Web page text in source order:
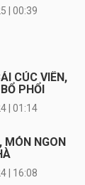
| 00:39
CÚC VIÊN,
PHỔI
| 01:14
MÓN NGON
| 16:08